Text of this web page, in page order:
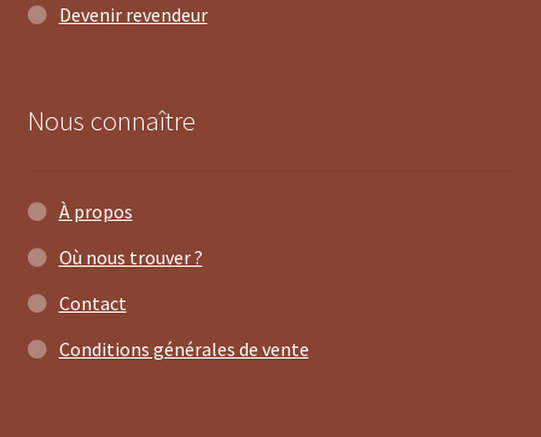
Devenir revendeur
Nous connaître
À propos
Où nous trouver ?
Contact
Conditions générales de vente